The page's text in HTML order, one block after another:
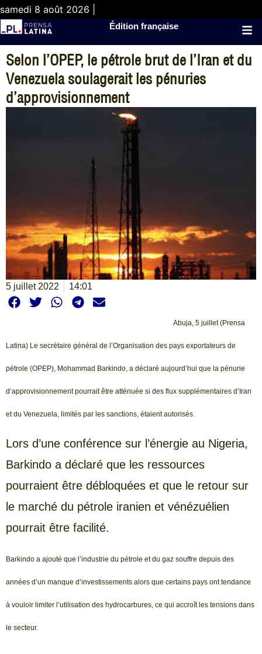
samedi 8 août 2026 |
Édition française
Selon l’OPEP, le pétrole brut de l’Iran et du
Venezuela soulagerait les pénuries
d’approvisionnement
5 juillet 2022 14:01
Abuja, 5 juillet (Prensa
Latina) Le secrétaire général de l’Organisation des pays exportateurs de
pétrole (OPEP), Mohammad Barkindo, a déclaré aujourd’hui que la pénurie
d’approvisionnement pourrait être atténuée si des flux supplémentaires d’Iran
et du Venezuela, limités par les sanctions, étaient autorisés.
Lors d’une conférence sur l’énergie au Nigeria,
Barkindo a déclaré que les ressources
pourraient être débloquées et que le retour sur
le marché du pétrole iranien et vénézuélien
pourrait être facilité.
Barkindo a ajouté que l’industrie du pétrole et du gaz souffre depuis des
années d’un manque d’investissements alors que certains pays ont tendance
à vouloir limiter l’utilisation des hydrocarbures, ce qui accroît les tensions dans
le secteur.